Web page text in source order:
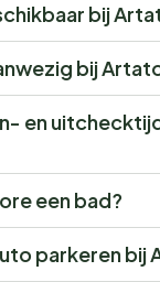
bij
bij
en
een bad?
parkeren bij